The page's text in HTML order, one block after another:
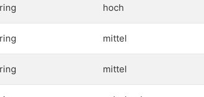
hoch
mittel
mittel